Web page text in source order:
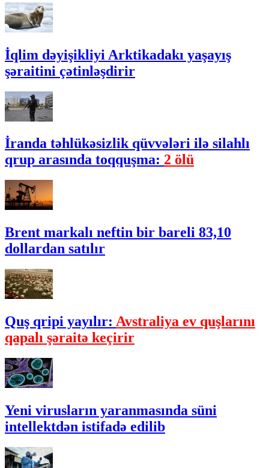
İqlim dəyişikliyi Arktikadakı yaşayış
şəraitini çətinləşdirir
İranda təhlükəsizlik qüvvələri ilə silahlı
qrup arasında toqquşma: 2 ölü
Brent markalı neftin bir bareli 83,10
dollardan satılır
Quş qripi yayılır: Avstraliya ev quşlarını
qapalı şəraitə keçirir
Yeni virusların yaranmasında süni
intellektdən istifadə edilib